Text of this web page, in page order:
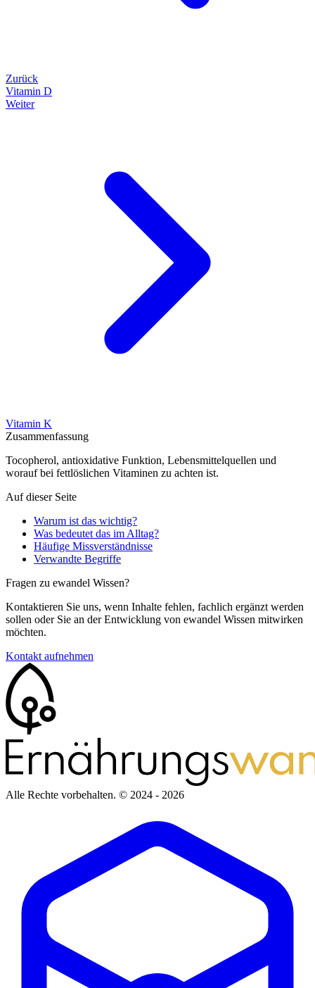
Zurück
Vitamin D
Weiter
Vitamin K
Zusammenfassung
Tocopherol, antioxidative Funktion, Lebensmittelquellen und
worauf bei fettlöslichen Vitaminen zu achten ist.
Auf dieser Seite
Warum ist das wichtig?
Was bedeutet das im Alltag?
Häufige Missverständnisse
Verwandte Begriffe
Fragen zu ewandel Wissen?
Kontaktieren Sie uns, wenn Inhalte fehlen, fachlich ergänzt werden
sollen oder Sie an der Entwicklung von ewandel Wissen mitwirken
möchten.
Kontakt aufnehmen
Alle Rechte vorbehalten. © 2024 - 2026